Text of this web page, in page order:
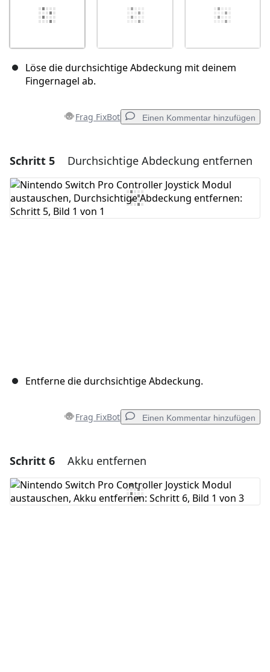
Löse die durchsichtige Abdeckung mit deinem
Fingernagel ab.
Frag FixBot Einen Kommentar hinzufügen
Einen Kommentar hinzufügen
Kommentar hinzufügen
Schritt 5 Durchsichtige Abdeckung entfernen
Entferne die durchsichtige Abdeckung.
Frag FixBot Einen Kommentar hinzufügen
Einen Kommentar hinzufügen
Kommentar hinzufügen
Schritt 6 Akku entfernen